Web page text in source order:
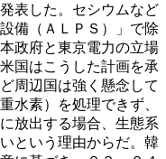
表した。セシウムなど
備（ＡＬＰＳ）」で除
政府と東京電力の立場
国はこうした計画を承
周辺国は強く懸念して
水素）を処理できず、
放出する場合、生態系
という理由からだ。韓